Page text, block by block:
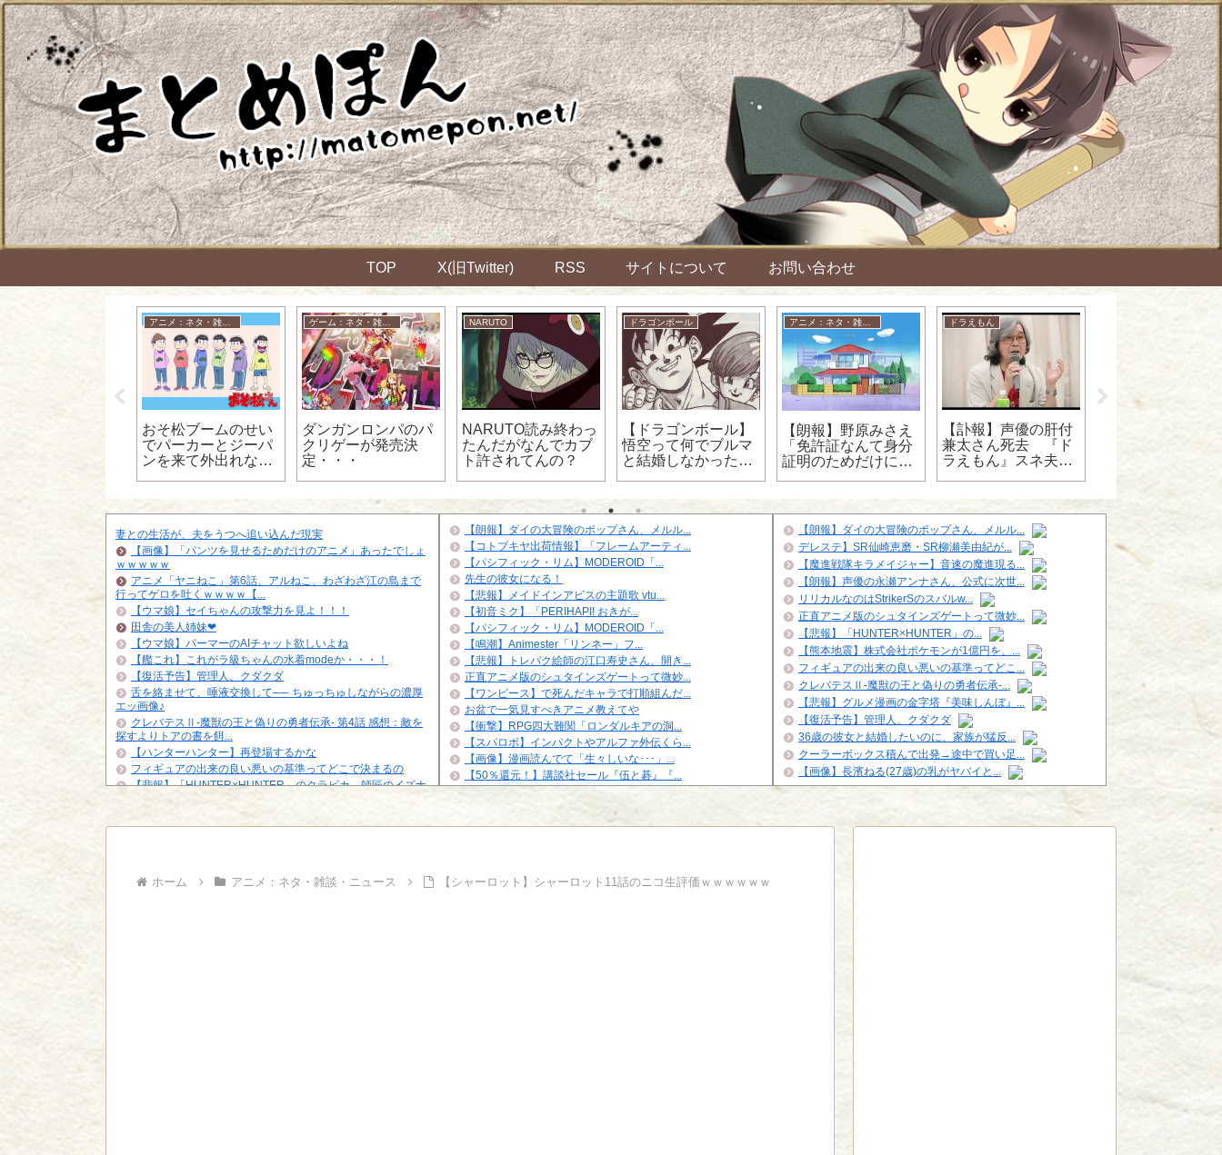
TOP X(旧Twitter) RSS サイトについて お問い合わせ
おそ松ブームのせい
でパーカーとジーパ
ンを来て外出れない
ダンガンロンパのパ
クリゲーが発売決
定・・・
NARUTO
NARUTO読み終わっ
たんだがなんでカブ
ト許されてんの？
ドラゴンボール
【ドラゴンボール】
悟空って何でブルマ
と結婚しなかった
【朗報】野原みさえ
「免許証なんて身分
証明のためだけに取
ドラえもん
【訃報】声優の肝付
兼太さん死去 『ド
ラえもん』スネ夫役
妻との生活が、夫をうつへ追い込んだ現実
【画像】「パンツを見せるためだけのアニメ」あったでしょ
ｗｗｗｗｗ
アニメ「ヤニねこ」第6話、アルねこ、わざわざ江の島まで
行ってゲロを吐くｗｗｗｗ【...
【ウマ娘】セイちゃんの攻撃力を見よ！！！
田舎の美人姉妹❤
【ウマ娘】パーマーのAIチャット欲しいよね
【艦これ】これがラ級ちゃんの水着modeか・・・！
【復活予告】管理人、クダクダ
舌を絡ませて、唾液交換して── ちゅっちゅしながらの濃厚
エッ画像♪
クレバテスⅡ-魔獣の王と偽りの勇者伝承- 第4話 感想：敵を
探すよりトアの書を餌...
【ハンターハンター】再登場するかな
フィギュアの出来の良い悪いの基準ってどこで決まるの
【悲報】「HUNTER×HUNTER」のクラピカ、師匠のイズナ
【朗報】ダイの大冒険のポップさん、メルル...
【コトブキヤ出荷情報】「フレームアーティ...
【パシフィック・リム】MODEROID「...
先生の彼女になる！
【悲報】メイドインアビスの主題歌 vtu...
【初音ミク】「PERIHAPI! おきが...
【パシフィック・リム】MODEROID「...
【鳴潮】Animester「リンネー」フ...
【悲報】トレパク絵師の江口寿史さん、開き...
正直アニメ版のシュタインズゲートって微妙...
【ワンピース】で死んだキャラで打順組んだ...
お盆で一気見すべきアニメ教えてや
【衝撃】RPG四大難関「ロンダルキアの洞...
【スパロボ】インパクトやアルファ外伝くら...
【画像】漫画読んでて「生々しいな･･･」...
【50％還元！】講談社セール『伍と碁』『...
Powered by livedoor 相互RSS
【朗報】ダイの大冒険のポップさん、メルル...
デレステ】SR仙崎恵磨・SR柳瀬美由紀が...
【魔進戦隊キラメイジャー】音速の魔進現る...
【朗報】声優の永瀬アンナさん、公式に次世...
リリカルなのはStrikerSのスバルw...
正直アニメ版のシュタインズゲートって微妙...
【悲報】「HUNTER×HUNTER」の...
【熊本地震】株式会社ポケモンが1億円を、...
フィギュアの出来の良い悪いの基準ってどこ...
クレバテスⅡ-魔獣の王と偽りの勇者伝承-...
【悲報】グルメ漫画の金字塔『美味しんぼ』...
【復活予告】管理人、クダクダ
36歳の彼女と結婚したいのに、家族が猛反...
クーラーボックス積んで出発→途中で買い足...
【画像】長濱ねる(27歳)の乳がヤバイと...
ホーム アニメ：ネタ・雑談・ニュース 【シャーロット】シャーロット11話のニコ生評価ｗｗｗｗｗｗ